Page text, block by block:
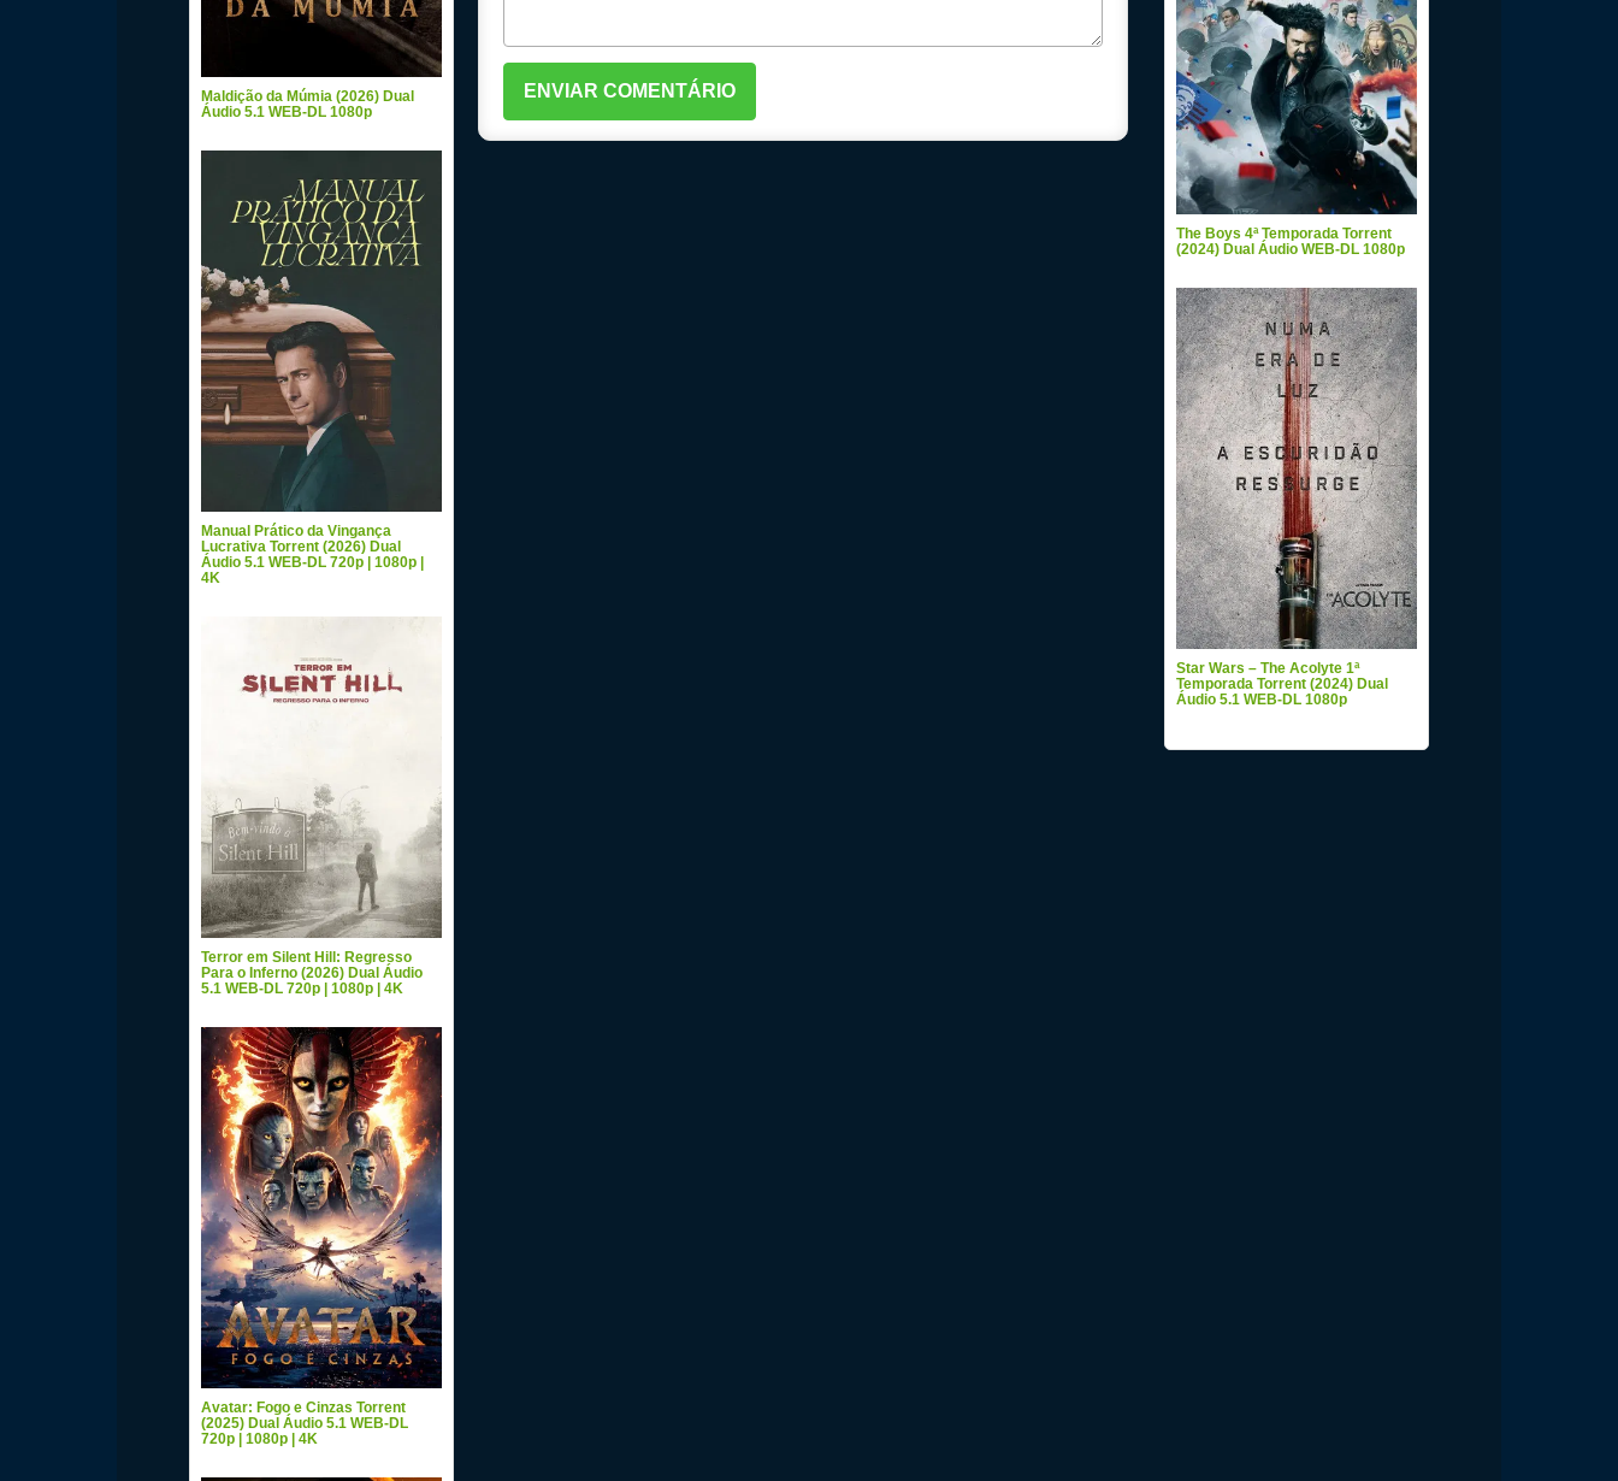
Maldição da Múmia (2026) Dual
Áudio 5.1 WEB-DL 1080p
Manual Prático da Vingança
Lucrativa Torrent (2026) Dual
Áudio 5.1 WEB-DL 720p | 1080p |
4K
Terror em Silent Hill: Regresso
Para o Inferno (2026) Dual Áudio
5.1 WEB-DL 720p | 1080p | 4K
Avatar: Fogo e Cinzas Torrent
(2025) Dual Áudio 5.1 WEB-DL
720p | 1080p | 4K
The Boys 4ª Temporada Torrent
(2024) Dual Áudio WEB-DL 1080p
Star Wars – The Acolyte 1ª
Temporada Torrent (2024) Dual
Áudio 5.1 WEB-DL 1080p